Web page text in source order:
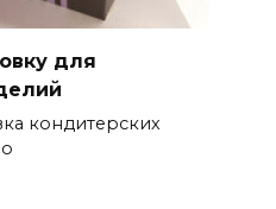
для
кондитерских